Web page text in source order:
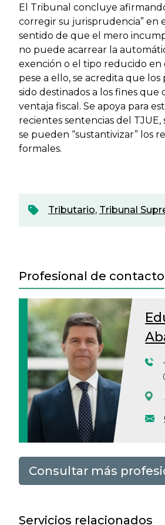
El Tribunal concluye
corregir su jurisprudencia” en
sentido de que el mero
no puede acarrear la
exención o el tipo reducido en
pese a ello, se acredita que
sido destinados a los fines que
ventaja fiscal. Se apoya para
recientes sentencias del
se pueden “sustantivizar” los
formales.
Tributario, Tribunal
Profesional de contacto
Consultar más
Servicios relacionados